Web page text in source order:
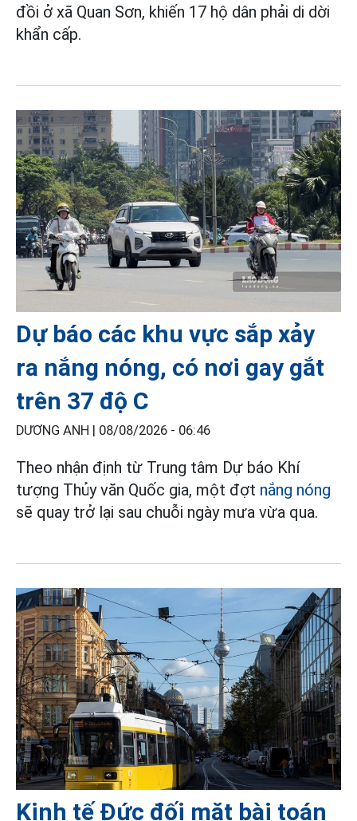
đồi ở xã Quan Sơn, khiến 17 hộ dân phải di dời
khẩn cấp.
Dự báo các khu vực sắp xảy
ra nắng nóng, có nơi gay gắt
trên 37 độ C
DƯƠNG ANH | 08/08/2026 - 06:46
Theo nhận định từ Trung tâm Dự báo Khí
tượng Thủy văn Quốc gia, một đợt nắng nóng
sẽ quay trở lại sau chuỗi ngày mưa vừa qua.
Kinh tế Đức đối mặt bài toán